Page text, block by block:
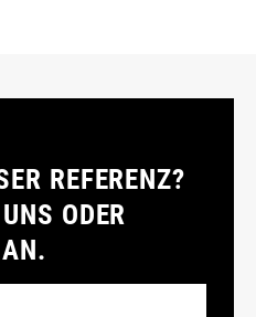
REFERENZ?
ODER